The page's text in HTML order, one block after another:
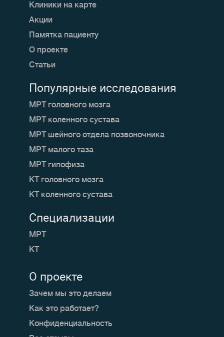
О проекте
Зачем мы это делаем
Как это работает?
Конфиденциальность
Клиники на карте
Акции
Памятка пациенту
О проекте
Статьи
Специализации
МРТ
КТ
Популярные исследования
МРТ головного мозга
МРТ коленного сустава
МРТ шейного отдела позвоночника
МРТ малого таза
МРТ гипофиза
КТ головного мозга
КТ коленного сустава